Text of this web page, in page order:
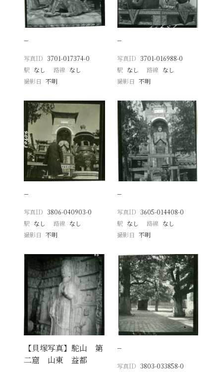
−
写真ID 3701-017374-0
駅 なし 路線 なし
撮影日
不明
−
写真ID 3701-016988-0
駅 なし 路線 なし
撮影日 不明
−
写真ID 3806-040903-0
駅 なし 路線 なし
撮影日
不明
−
写真ID 3605-014408-0
駅 なし 路線 なし
撮影日 不明
【貝塚写真】駝山 第
二窟 山東 益都
−
写真ID 3803-033858-0